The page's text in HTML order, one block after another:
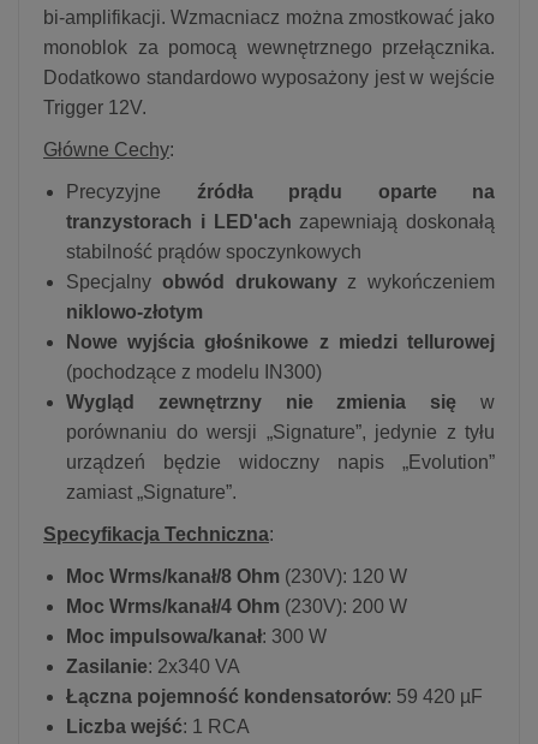
bi-amplifikacji. Wzmacniacz można zmostkować jako
monoblok za pomocą wewnętrznego przełącznika.
Dodatkowo standardowo wyposażony jest w wejście
Trigger 12V.
Główne Cechy:
Precyzyjne źródła prądu oparte na
tranzystorach i LED'ach zapewniają doskonałą
stabilność prądów spoczynkowych
Specjalny obwód drukowanyz wykończeniem
niklowo-złotym
Nowe wyjścia głośnikowe z miedzi tellurowej
(pochodzące z modelu IN300)
Wygląd zewnętrzny nie zmienia się w
porównaniu do wersji „Signature”, jedynie z tyłu
urządzeń będzie widoczny napis „Evolution”
zamiast „Signature”.
Specyfikacja Techniczna:
Moc Wrms/kanał/8 Ohm (230V): 120 W
Moc Wrms/kanał/4 Ohm (230V): 200 W
Moc impulsowa/kanał: 300 W
Zasilanie: 2x340 VA
Łączna pojemność kondensatorów: 59 420 µF
Liczba wejść: 1 RCA